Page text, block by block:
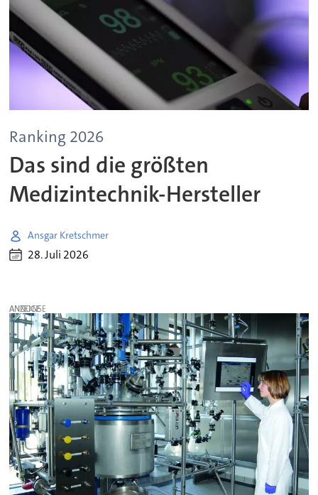
Ranking 2026
Das sind die größten
Medizintechnik-Hersteller
Ansgar Kretschmer
28. Juli 2026
ANZEIGE